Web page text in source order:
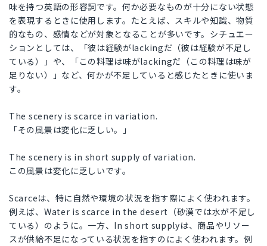
味を持つ英語の形容詞です。何か必要なものが十分にない状態
を表現するときに使用します。たとえば、スキルや知識、物質
的なもの、感情などが対象となることが多いです。シチュエー
ションとしては、「彼は経験がlackingだ（彼は経験が不足し
ている）」や、「この料理は味がlackingだ（この料理は味が
足りない）」など、何かが不足していると感じたときに使いま
す。
The scenery is scarce in variation.
「その風景は変化に乏しい。」
The scenery is in short supply of variation.
この風景は変化に乏しいです。
Scarceは、特に自然や環境の状況を指す際によく使われます。
例えば、Water is scarce in the desert（砂漠では水が不足し
ている）のように。一方、In short supplyは、商品やリソー
スが供給不足になっている状況を指すのによく使われます。例